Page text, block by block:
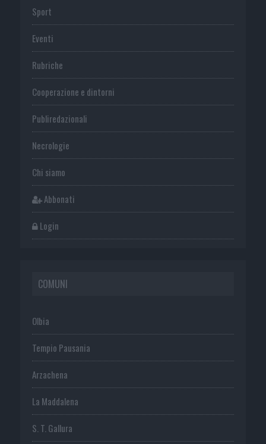
Sport
Eventi
Rubriche
Cooperazione e dintorni
Publiredazionali
Necrologie
Chi siamo
Abbonati
Login
COMUNI
Olbia
Tempio Pausania
Arzachena
La Maddalena
S. T. Gallura